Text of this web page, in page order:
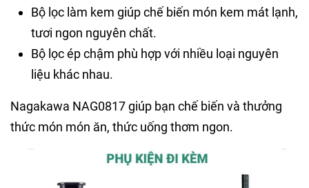
Bộ lọc làm kem giúp chế biến món kem mát lạnh,
tươi ngon nguyên chất.
Bộ lọc ép chậm phù hợp với nhiều loại nguyên
liệu khác nhau.
Nagakawa NAG0817 giúp bạn chế biến và thưởng
thức món món ăn, thức uống thơm ngon.